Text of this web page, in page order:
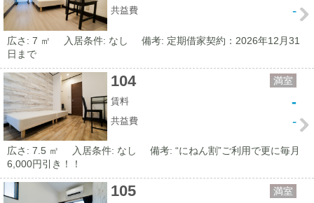
共益費 -
広さ: 7 ㎡ 入居条件: なし
備考: 定期借家契約：2026年12月31
日まで
104 満室
賃料 -
共益費 -
広さ: 7.5 ㎡ 入居条件: なし
備考: “にねん割”ご利用で更に毎月
6,000円引き！！
105 満室